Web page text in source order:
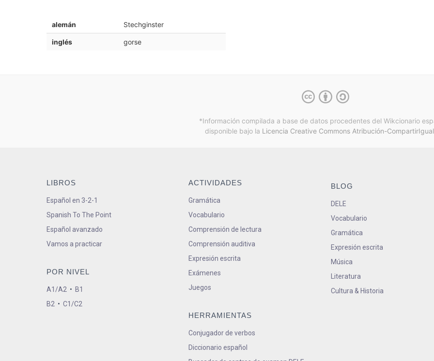
alemán Stechginster
inglés gorse
*Información compilada a base de datos procedentes del Wikcionario
disponible bajo la Licencia Creative Commons Atribución-
LIBROS
Español en 3-2-1
Spanish To The Point
Español avanzado
Vamos a practicar
POR NIVEL
A1/A2 • B1
B2 • C1/C2
ACTIVIDADES
Gramática
Vocabulario
Comprensión de lectura
Comprensión auditiva
Expresión escrita
Exámenes
Juegos
HERRAMIENTAS
Conjugador de verbos
Diccionario español
BLOG
DELE
Vocabulario
Gramática
Expresión escrita
Música
Literatura
Cultura & Historia